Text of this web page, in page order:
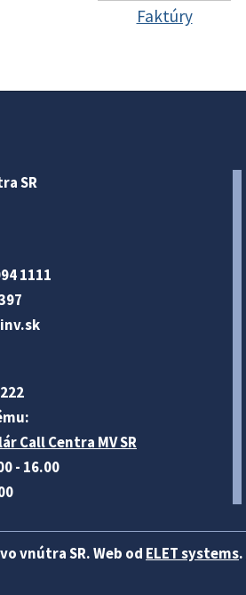
Faktúry
SR
1111
.sk
Call Centra MV SR
- 16.00
vnútra SR. Web od ELET systems.